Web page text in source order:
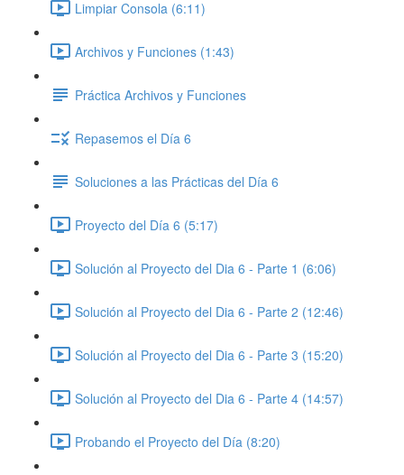
Limpiar Consola (6:11)
Archivos y Funciones (1:43)
Práctica Archivos y Funciones
Repasemos el Día 6
Soluciones a las Prácticas del Día 6
Proyecto del Día 6 (5:17)
Solución al Proyecto del Dia 6 - Parte 1 (6:06)
Solución al Proyecto del Dia 6 - Parte 2 (12:46)
Solución al Proyecto del Dia 6 - Parte 3 (15:20)
Solución al Proyecto del Dia 6 - Parte 4 (14:57)
Probando el Proyecto del Día (8:20)